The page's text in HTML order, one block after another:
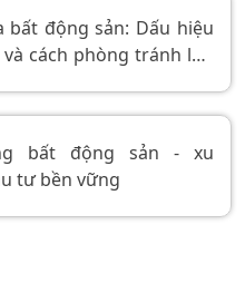
bất động sản: Dấu hiệu
cách phòng tránh lừa
bất động sản - xu
tư bền vững